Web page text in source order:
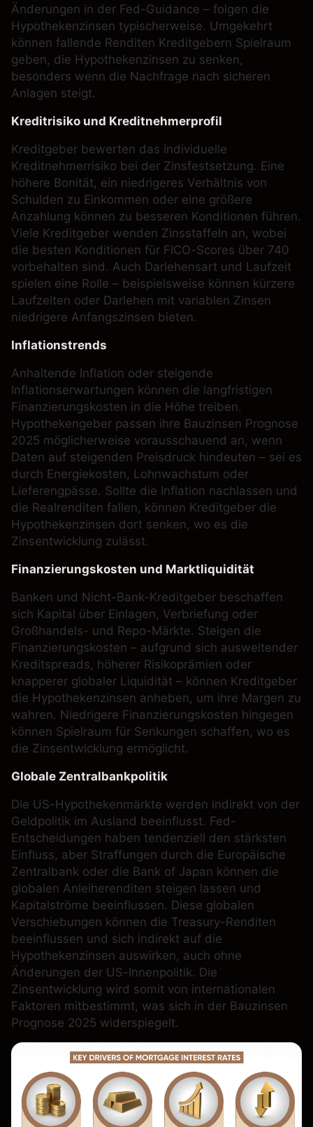
Änderungen in der Fed-Guidance – folgen die
Hypothekenzinsen typischerweise. Umgekehrt
können fallende Renditen Kreditgebern Spielraum
geben, die Hypothekenzinsen zu senken,
besonders wenn die Nachfrage nach sicheren
Anlagen steigt.
Kreditrisiko und Kreditnehmerprofil
Kreditgeber bewerten das individuelle
Kreditnehmerrisiko bei der Zinsfestsetzung. Eine
höhere Bonität, ein niedrigeres Verhältnis von
Schulden zu Einkommen oder eine größere
Anzahlung können zu besseren Konditionen führen.
Viele Kreditgeber wenden Zinsstaffeln an, wobei
die besten Konditionen für FICO-Scores über 740
vorbehalten sind. Auch Darlehensart und Laufzeit
spielen eine Rolle – beispielsweise können kürzere
Laufzeiten oder Darlehen mit variablen Zinsen
niedrigere Anfangszinsen bieten.
Inflationstrends
Anhaltende Inflation oder steigende
Inflationserwartungen können die langfristigen
Finanzierungskosten in die Höhe treiben.
Hypothekengeber passen ihre Bauzinsen Prognose
2025 möglicherweise vorausschauend an, wenn
Daten auf steigenden Preisdruck hindeuten – sei es
durch Energiekosten, Lohnwachstum oder
Lieferengpässe. Sollte die Inflation nachlassen und
die Realrenditen fallen, können Kreditgeber die
Hypothekenzinsen dort senken, wo es die
Zinsentwicklung zulässt.
Finanzierungskosten und Marktliquidität
Banken und Nicht-Bank-Kreditgeber beschaffen
sich Kapital über Einlagen, Verbriefung oder
Großhandels- und Repo-Märkte. Steigen die
Finanzierungskosten – aufgrund sich ausweitender
Kreditspreads, höherer Risikoprämien oder
knapperer globaler Liquidität – können Kreditgeber
die Hypothekenzinsen anheben, um ihre Margen zu
wahren. Niedrigere Finanzierungskosten hingegen
können Spielraum für Senkungen schaffen, wo es
die Zinsentwicklung ermöglicht.
Globale Zentralbankpolitik
Die US-Hypothekenmärkte werden indirekt von der
Geldpolitik im Ausland beeinflusst. Fed-
Entscheidungen haben tendenziell den stärksten
Einfluss, aber Straffungen durch die Europäische
Zentralbank oder die Bank of Japan können die
globalen Anleiherenditen steigen lassen und
Kapitalströme beeinflussen. Diese globalen
Verschiebungen können die Treasury-Renditen
beeinflussen und sich indirekt auf die
Hypothekenzinsen auswirken, auch ohne
Änderungen der US-Innenpolitik. Die
Zinsentwicklung wird somit von internationalen
Faktoren mitbestimmt, was sich in der Bauzinsen
Prognose 2025 widerspiegelt.